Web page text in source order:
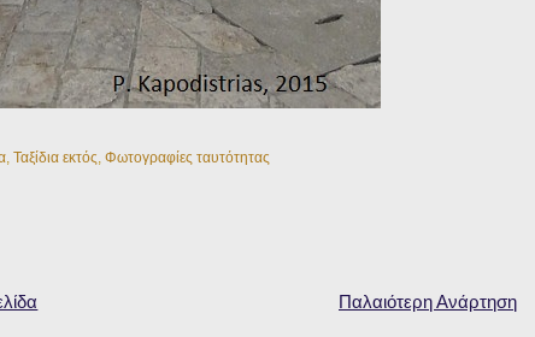
, Ταξίδια εκτός Φωτογραφίες ταυτότητας
Παλαιότερη Ανάρτηση